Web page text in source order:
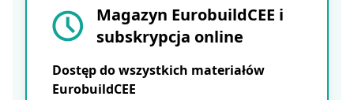
Magazyn EurobuildCEE i
subskrypcja online
Dostęp do wszystkich materiałów
EurobuildCEE